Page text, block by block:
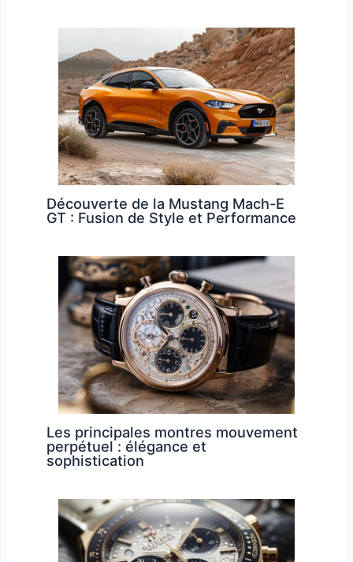
Découverte de la Mustang Mach-E
GT : Fusion de Style et Performance
Les principales montres mouvement
perpétuel : élégance et
sophistication